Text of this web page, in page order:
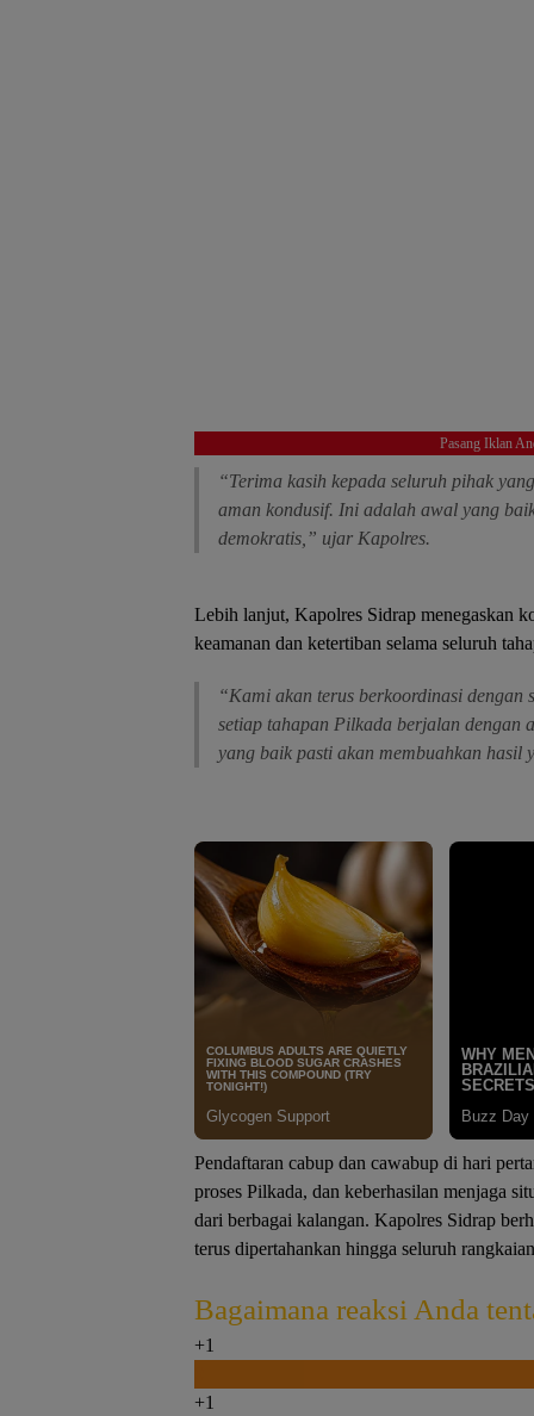
Pasang Iklan
“Terima kasih kepada seluruh pihak
aman kondusif. Ini adalah awal yang
demokratis,” ujar Kapolres.
Lebih lanjut, Kapolres Sidrap menegaskan
keamanan dan ketertiban selama seluruh
“Kami akan terus berkoordinasi dengan
setiap tahapan Pilkada berjalan dengan
yang baik pasti akan membuahkan hasil
Pendaftaran cabup dan cawabup di hari
proses Pilkada, dan keberhasilan menjaga
dari berbagai kalangan. Kapolres Sidrap
terus dipertahankan hingga seluruh
Bagaimana reaksi Anda
+1
+1